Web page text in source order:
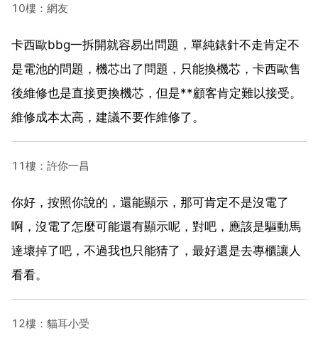
10樓：網友
卡西歐bbg一拆開就容易出問題，單純錶針不走肯定不
是電池的問題，機芯出了問題，只能換機芯，卡西歐售
後維修也是直接更換機芯，但是**顧客肯定難以接受。
維修成本太高，建議不要作維修了。
11樓：許你一昌
你好，按照你說的，還能顯示，那可肯定不是沒電了
啊，沒電了怎麼可能還有顯示呢，對吧，應該是驅動馬
達壞掉了吧，不過我也只能猜了，最好還是去專櫃讓人
看看。
12樓：貓耳小受